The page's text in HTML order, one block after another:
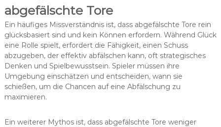
abgefälschte Tore
Ein häufiges Missverständnis ist, dass abgefälschte Tore rein
glücksbasiert sind und kein Können erfordern. Während Glück
eine Rolle spielt, erfordert die Fähigkeit, einen Schuss
abzugeben, der effektiv abfälschen kann, oft strategisches
Denken und Spielbewusstsein. Spieler müssen ihre
Umgebung einschätzen und entscheiden, wann sie
schießen, um die Chancen auf eine Abfälschung zu
maximieren.
Ein weiterer Mythos ist, dass abgefälschte Tore weniger